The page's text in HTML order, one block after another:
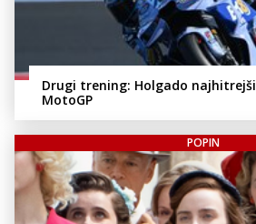
Drugi trening: Holgado
MotoGP
POPIN